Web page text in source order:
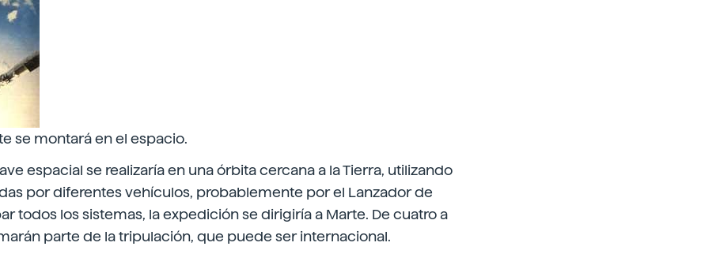
se montará en el espacio.
espacial se realizaría en una órbita cercana a la Tierra, utilizando
por diferentes vehículos, probablemente por el Lanzador de
todos los sistemas, la expedición se dirigiría a Marte. De cuatro a
parte de la tripulación, que puede ser internacional.